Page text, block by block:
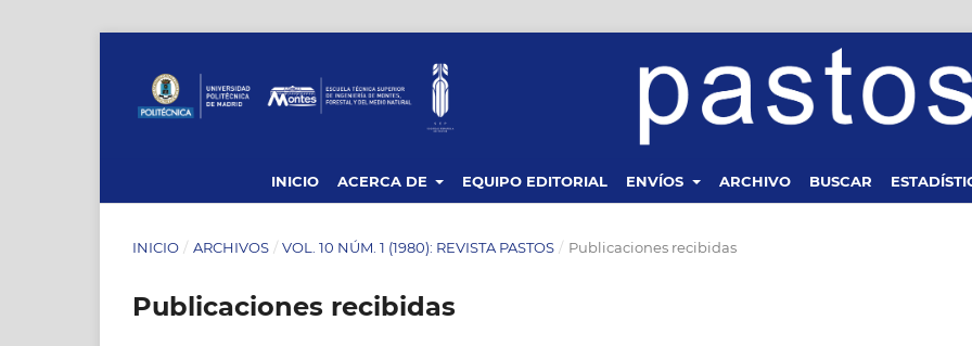
INICIO ACERCA DE EQUIPO EDITORIAL ENVÍOS ARCHIVO BUSCAR
INICIO / ARCHIVOS / VOL. 10 NÚM. 1 (1980): REVISTA PASTOS / Publicaciones recibidas
Publicaciones recibidas